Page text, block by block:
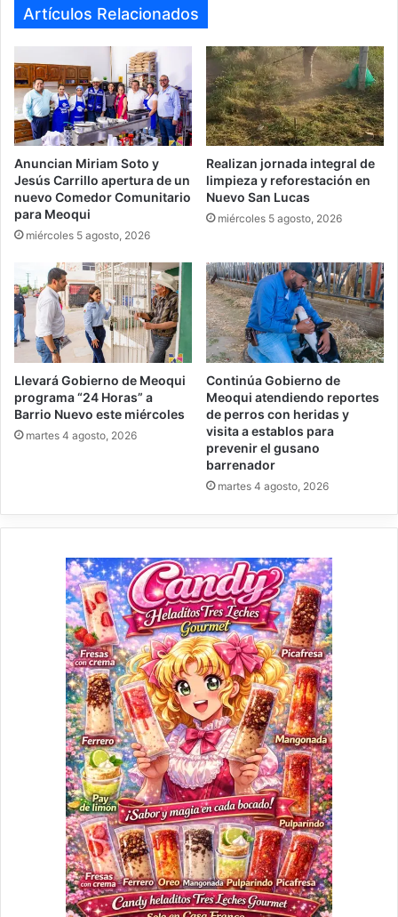
Artículos Relacionados
Anuncian Miriam Soto y
Jesús Carrillo apertura de un
nuevo Comedor Comunitario
para Meoqui
miércoles 5 agosto, 2026
Realizan jornada integral de
limpieza y reforestación en
Nuevo San Lucas
miércoles 5 agosto, 2026
Llevará Gobierno de Meoqui
programa “24 Horas” a
Barrio Nuevo este miércoles
martes 4 agosto, 2026
Continúa Gobierno de
Meoqui atendiendo reportes
de perros con heridas y
visita a establos para
prevenir el gusano
barrenador
martes 4 agosto, 2026